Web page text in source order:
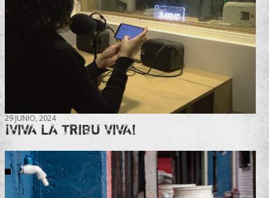
29 JUNIO, 2024
¡VIVA LA TRIBU VIVA!